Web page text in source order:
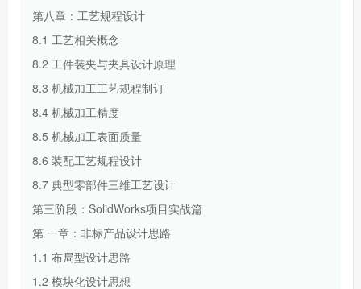
第八章：工艺规程设计
8.1 工艺相关概念
8.2 工件装夹与夹具设计原理
8.3 机械加工工艺规程制订
8.4 机械加工精度
8.5 机械加工表面质量
8.6 装配工艺规程设计
8.7 典型零部件三维工艺设计
第三阶段：SolidWorks项目实战篇
第 一章：非标产品设计思路
1.1 布局型设计思路
1.2 模块化设计思想